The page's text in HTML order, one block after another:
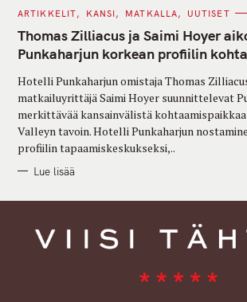
C
T
E
G
O
I
E
S
ARTIKKELIT KANSI MATKALLA UUTISET
Thomas Zilliacus ja Saimi Hoyer
Punkaharjun korkean profiilin
Hotelli Punkaharjun omistaja Thomas
matkailuyrittäjä Saimi Hoyer suunnittelevat
merkittävää kansainvälistä kohtaamispaikkaa
Valleyn tavoin. Hotelli Punkaharjun
profiilin tapaamiskeskukseksi,..
Lue lisää